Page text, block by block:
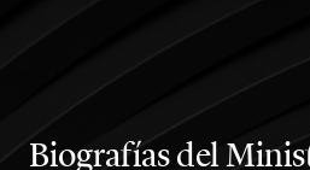
Biografías del